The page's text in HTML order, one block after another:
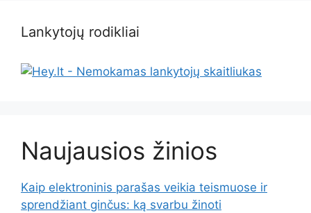
Lankytojų rodikliai
Naujausios žinios
Kaip elektroninis parašas veikia teismuose ir
sprendžiant ginčus: ką svarbu žinoti